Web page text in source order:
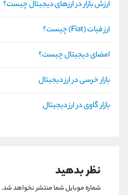
ارزش بازار در ارزهای دیجیتال چیست؟
ارز فیات (Fiat) چیست؟
امضای دیجیتال چیست؟
بازار خرسی در ارز دیجیتال
بازار گاوی در ارز دیجیتال
نظر بدهید
شماره موبایل شما منتشر نخواهد شد.